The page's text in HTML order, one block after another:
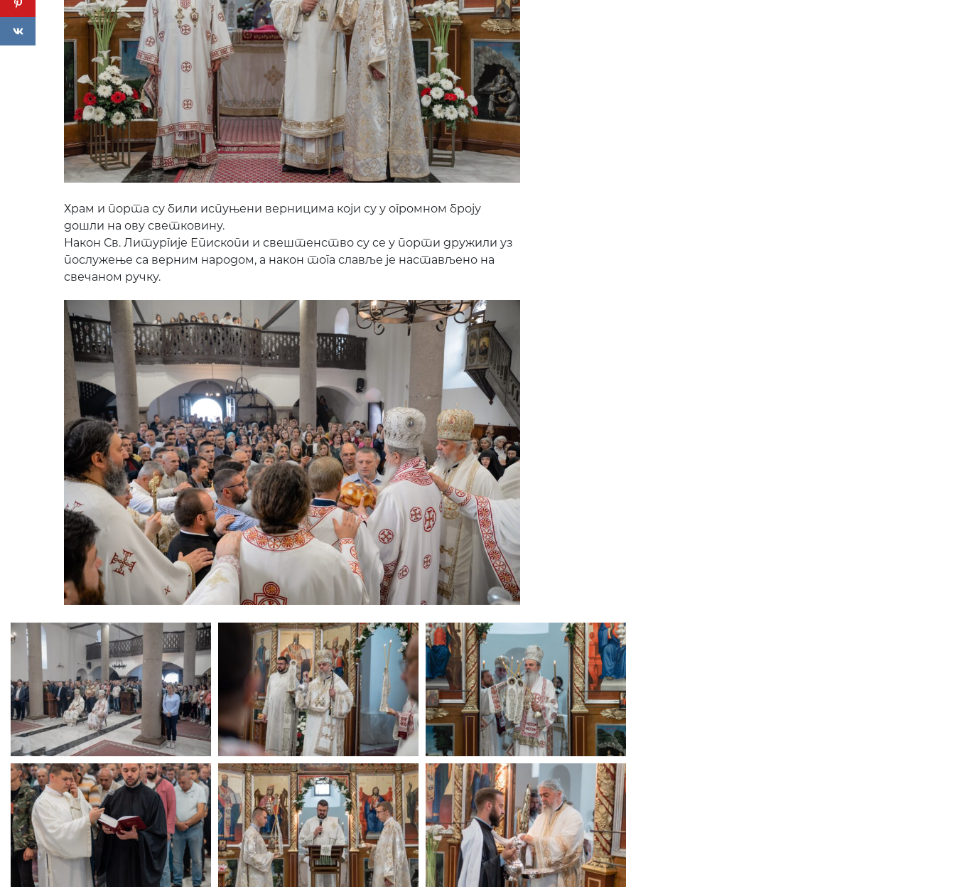
Храм и порта су били испуњени верницима који су у огромном броју
дошли на ову светковину.
Након Св. Литургије Епископи и свештенство су се у порти дружили уз
послужење са верним народом, а након тога славље је настављено на
свечаном ручку.